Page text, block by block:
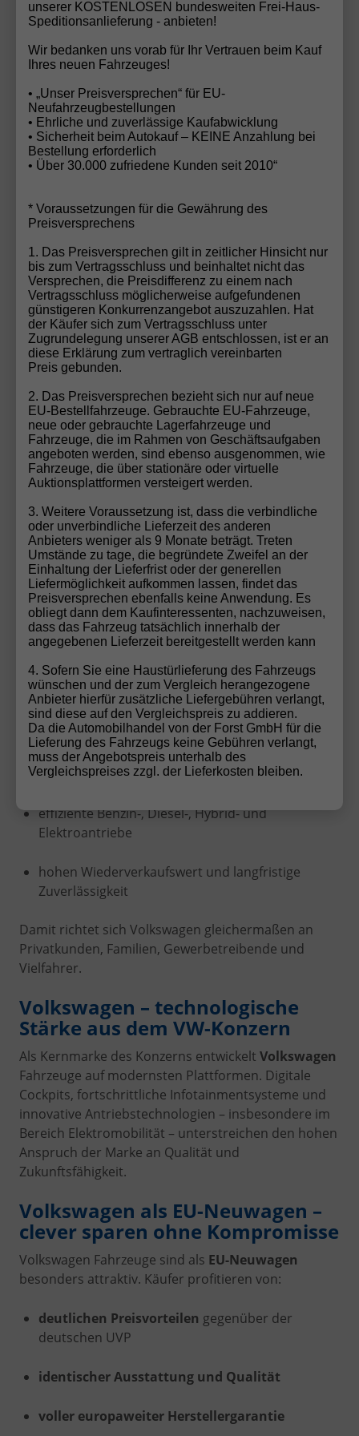
Volkswagen Tiguan
Volkswagen – Qualität,
Innovation und Mobilität für
jeden Anspruch
Volkswagenzählt zu den bekanntesten und
erfolgreichsten Automobilherstellern weltweit. Die
Marke steht seit Jahrzehnten fürZuverlässigkeit
technische Innovation
Verarbeitungsqualität. Mit einem breit gefächerten
Modellportfolio bietet Volkswagen für nahezu jeden
Bedarf das passende Fahrzeug – vom kompakten
Citycar über komfortable Kombis bis hin zu
modernen SUVs und zukunftsweisenden
Elektrofahrzeugen.
Volkswagen Fahrzeuge –
vielseitig, modern und wertstabil
Volkswagen Modelle überzeugen durch ihre
ausgewogene Kombination aus Alltagstauglichkeit,
Komfort und moderner Technik. Besonders
geschätzt werden Fahrzeuge von Volkswagen für:
zeitloses, klares Fahrzeugdesign
hochwertige Materialien und präzise
Verarbeitung
moderne Assistenz- und Sicherheitssysteme
effiziente Benzin-, Diesel-, Hybrid- und
Elektroantriebe
hohen Wiederverkaufswert und langfristige
Zuverlässigkeit
Damit richtet sich Volkswagen gleichermaßen an
Privatkunden, Familien, Gewerbetreibende und
Vielfahrer.
Volkswagen – technologische
Stärke aus dem VW-Konzern
Als Kernmarke des Konzerns entwickelt Volkswagen
Fahrzeuge auf modernsten Plattformen. Digitale
Cockpits, fortschrittliche Infotainmentsysteme und
innovative Antriebstechnologien – insbesondere im
Bereich Elektromobilität – unterstreichen den hohen
Anspruch der Marke an Qualität und
Zukunftsfähigkeit.
Volkswagen als EU-Neuwagen –
clever sparen ohne Kompromisse
Volkswagen Fahrzeuge sind als EU-Neuwagen
besonders attraktiv. Käufer profitieren von:
deutlichen Preisvorteilen gegenüber der
deutschen UVP
identischer Ausstattung und Qualität
voller europaweiter Herstellergarantie
unserer KOSTENLOSEN bundesweiten Frei-Haus-
Speditionsanlieferung - anbieten!
Wir bedanken uns vorab für Ihr Vertrauen beim Kauf
Ihres neuen Fahrzeuges!
• „Unser Preisversprechen“ für EU-
Neufahrzeugbestellungen
• Ehrliche und zuverlässige Kaufabwicklung
• Sicherheit beim Autokauf – KEINE Anzahlung bei
Bestellung erforderlich
• Über 30.000 zufriedene Kunden seit 2010“
* Voraussetzungen für die Gewährung des
Preisversprechens
1. Das Preisversprechen gilt in zeitlicher Hinsicht nur
bis zum Vertragsschluss und beinhaltet nicht das
Versprechen, die Preisdifferenz zu einem nach
Vertragsschluss möglicherweise aufgefundenen
günstigeren Konkurrenzangebot auszuzahlen. Hat
der Käufer sich zum Vertragsschluss unter
Zugrundelegung unserer AGB entschlossen, ist er an
diese Erklärung zum vertraglich vereinbarten
Preis gebunden.
2. Das Preisversprechen bezieht sich nur auf neue
EU-Bestellfahrzeuge. Gebrauchte EU-Fahrzeuge,
neue oder gebrauchte Lagerfahrzeuge und
Fahrzeuge, die im Rahmen von Geschäftsaufgaben
angeboten werden, sind ebenso ausgenommen, wie
Fahrzeuge, die über stationäre oder virtuelle
Auktionsplattformen versteigert werden.
3. Weitere Voraussetzung ist, dass die verbindliche
oder unverbindliche Lieferzeit des anderen
Anbieters weniger als 9 Monate beträgt. Treten
Umstände zu tage, die begründete Zweifel an der
Einhaltung der Lieferfrist oder der generellen
Liefermöglichkeit aufkommen lassen, findet das
Preisversprechen ebenfalls keine Anwendung. Es
obliegt dann dem Kaufinteressenten, nachzuweisen,
dass das Fahrzeug tatsächlich innerhalb der
angegebenen Lieferzeit bereitgestellt werden kann
4. Sofern Sie eine Haustürlieferung des Fahrzeugs
wünschen und der zum Vergleich herangezogene
Anbieter hierfür zusätzliche Liefergebühren verlangt,
sind diese auf den Vergleichspreis zu addieren.
Da die Automobilhandel von der Forst GmbH für die
Lieferung des Fahrzeugs keine Gebühren verlangt,
muss der Angebotspreis unterhalb des
Vergleichspreises zzgl. der Lieferkosten bleiben.